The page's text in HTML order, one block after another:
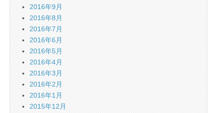
2016年9月
2016年8月
2016年7月
2016年6月
2016年5月
2016年4月
2016年3月
2016年2月
2016年1月
2015年12月